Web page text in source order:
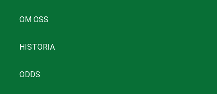
OM OSS
HISTORIA
ODDS